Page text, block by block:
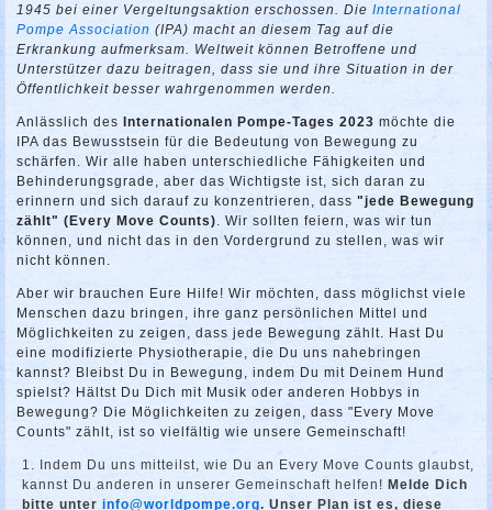
1945 bei einer Vergeltungsaktion erschossen. DieInternational
Pompe Association (IPA) macht an diesem Tag auf die
Erkrankung aufmerksam. Weltweit können Betroffene und
Unterstützer dazu beitragen, dass sie und ihre Situation in der
Öffentlichkeit besser wahrgenommen werden.
Anlässlich desInternationalen Pompe-Tages 2023 möchte die
IPA das Bewusstsein für die Bedeutung von Bewegung zu
schärfen. Wir alle haben unterschiedliche Fähigkeiten und
Behinderungsgrade, aber das Wichtigste ist, sich daran zu
erinnern und sich darauf zu konzentrieren, dass"jede Bewegung
zählt" (Every Move Counts)
. Wir sollten feiern, was wir tun
können, und nicht das in den Vordergrund zu stellen, was wir
nicht können.
Aber wir brauchen Eure Hilfe! Wir möchten, dass möglichst viele
Menschen dazu bringen, ihre ganz persönlichen Mittel und
Möglichkeiten zu zeigen, dass jede Bewegung zählt. Hast Du
eine modifizierte Physiotherapie, die Du uns nahebringen
kannst? Bleibst Du in Bewegung, indem Du mit Deinem Hund
spielst? Hältst Du Dich mit Musik oder anderen Hobbys in
Bewegung? Die Möglichkeiten zu zeigen, dass "Every Move
Counts" zählt, ist so vielfältig wie unsere Gemeinschaft!
Indem Du uns mitteilst, wie Du an Every Move Counts glaubst,
kannst Du anderen in unserer Gemeinschaft helfen!Melde Dich
bitte unterinfo@worldpompe.org. Unser Plan ist es, diese